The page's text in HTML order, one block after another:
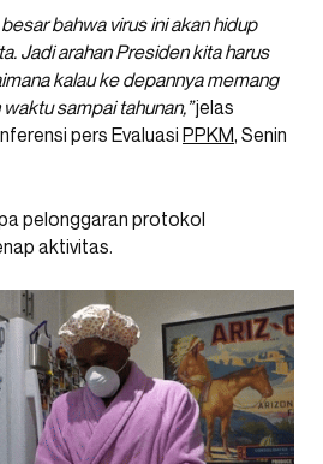
bahwa virus ini akan hidup
Jadi arahan Presiden kita harus
kalau ke depannya memang
sampai tahunan,”jelas
pers Evaluasi PPKM, Senin
pelonggaran protokol
aktivitas.